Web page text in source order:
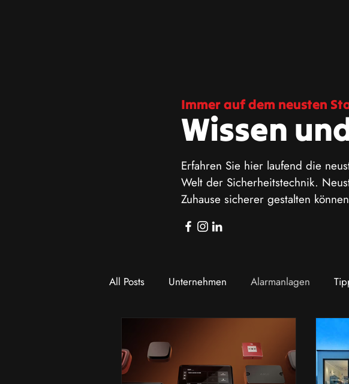
Immer auf dem neusten
Wissen
Erfahren Sie hier laufend die
Welt der Sicherheitstechnik.
Zuhause sicherer gestalten
All Posts Unternehmen Alarmanlagen